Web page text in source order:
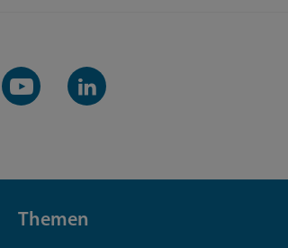
YouTube-
Kanal
LinkedIn-
Kanal
Themen